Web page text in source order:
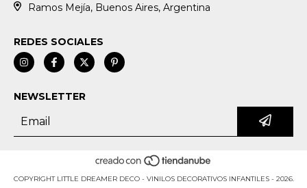
Ramos Mejía, Buenos Aires, Argentina
REDES SOCIALES
NEWSLETTER
COPYRIGHT LITTLE DREAMER DECO - VINILOS DECORATIVOS INFANTILES - 2026.